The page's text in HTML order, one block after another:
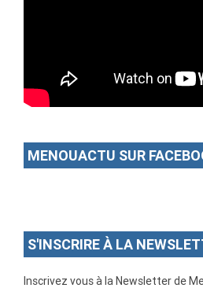
MENOUACTU SUR
S'INSCRIRE À LA
Inscrivez vous à la Newsletter de